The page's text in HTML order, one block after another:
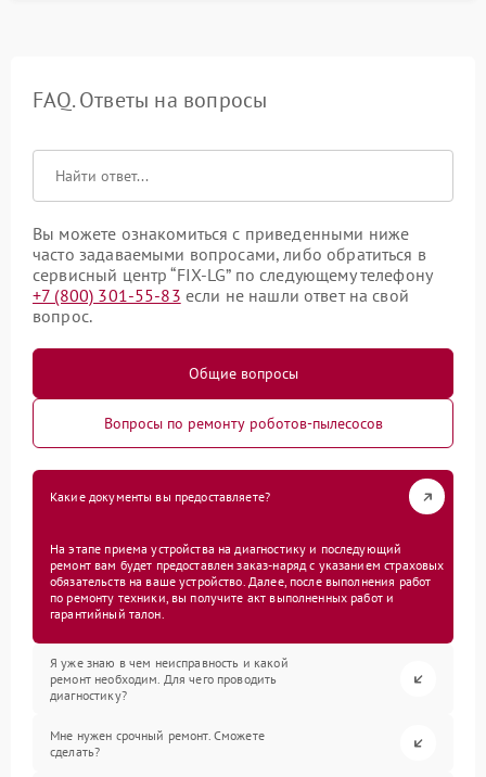
FAQ. Ответы на вопросы
Вы можете ознакомиться с приведенными ниже
часто задаваемыми вопросами, либо обратиться в
сервисный центр “FIX-LG” по следующему телефону
+7 (800) 301-55-83 если не нашли ответ на свой
вопрос.
Общие вопросы
Вопросы по ремонту роботов-пылесосов
Какие документы вы предоставляете?
На этапе приема устройства на диагностику и последующий
ремонт вам будет предоставлен заказ-наряд с указанием страховых
обязательств на ваше устройство. Далее, после выполнения работ
по ремонту техники, вы получите акт выполненных работ и
гарантийный талон.
Я уже знаю в чем неисправность и какой
ремонт необходим. Для чего проводить
диагностику?
Мне нужен срочный ремонт. Сможете
сделать?